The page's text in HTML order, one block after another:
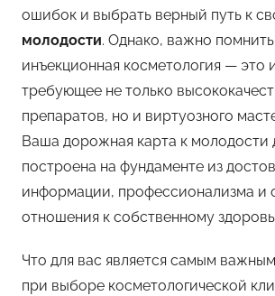
ошибок и выбрать верный путь к
молодости. Однако, важно
инъекционная косметология — это
требующее не только
препаратов, но и виртуозного
Ваша дорожная карта к молодости
построена на фундаменте из
информации, профессионализма и
отношения к собственному
Что для вас является самым
при выборе косметологической